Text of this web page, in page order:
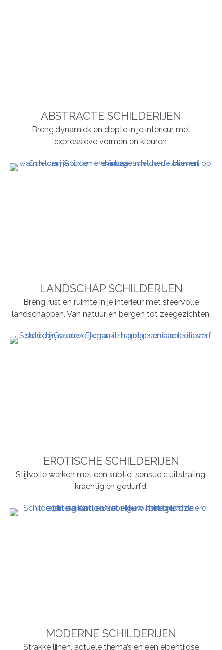
ABSTRACTE SCHILDERIJEN
Breng dynamiek en diepte in je interieur met
expressieve vormen en kleuren.
LANDSCHAP SCHILDERIJEN
Breng rust en ruimte in je interieur met sfeervolle
landschappen. Van natuur en bergen tot zeegezichten,
EROTISCHE SCHILDERIJEN
Stijlvolle werken met een subtiel sensuele uitstraling,
krachtig en gedurfd.
MODERNE SCHILDERIJEN
Strakke lijnen, actuele thema’s en een eigentijdse